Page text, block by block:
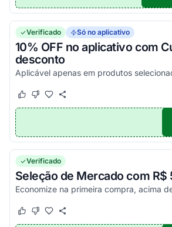
Verificado Só no aplicativo
10% OFF no aplicativo com
desconto
Este cupom funcionou
Este cupom não funcionou
Verificado
Seleção de Mercado com R$
Este cupom funcionou
Este cupom não funcionou